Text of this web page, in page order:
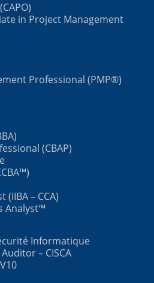
in Project Management
Professional (PMP®)
(CBAP)
(IIBA – CCA)
Analyst™
Informatique
– CISCA